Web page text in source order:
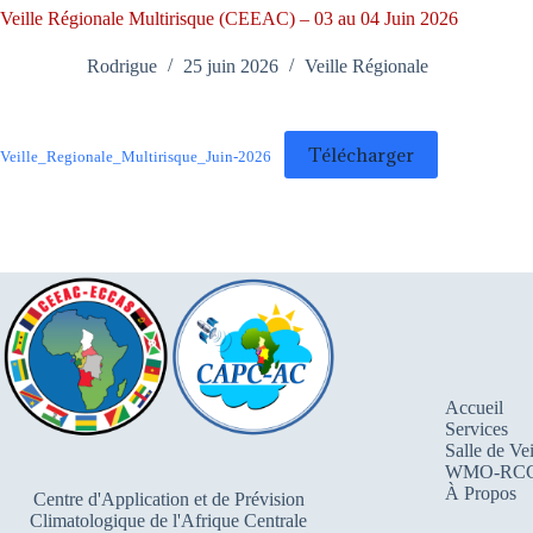
Veille Régionale Multirisque (CEEAC) – 03 au 04 Juin 2026
Rodrigue 25 juin 2026 Veille Régionale
Veille_Regionale_Multirisque_Juin-2026 Télécharger
Centre d'Application et de Prévision
Climatologique de l'Afrique Centrale
Accueil
Services
Salle de
WMO-
À Propos